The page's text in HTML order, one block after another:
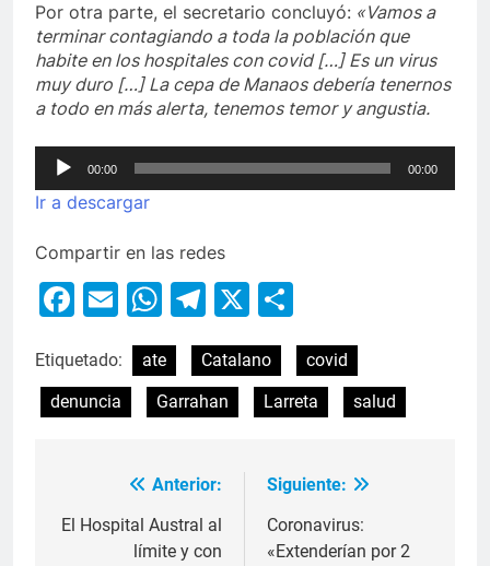
Por otra parte, el secretario concluyó: «Vamos a
terminar contagiando a toda la población que
habite en los hospitales con covid […] Es un virus
muy duro […] La cepa de Manaos debería tenernos
a todo en más alerta, tenemos temor y angustia.
Reproductor
audio
00:00 00:00
Ir a descargar
Compartir en las redes
Facebook
EmailWhatsApp
Telegram
X
Etiquetado: ate Catalano
covid
denuncia
Garrahan Larreta salud
Anterior:
El Hospital Austral al
límite y con
Siguiente:
Coronavirus:
«Extenderían por 2